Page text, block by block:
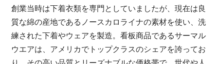
創業当時は下着衣類を専門としていましたが、現在は良
質な綿の産地であるノースカロライナの素材を使い、洗
練された下着やウェアを製造。看板商品であるサーマル
ウエアは、アメリカでトップクラスのシェアを誇ってお